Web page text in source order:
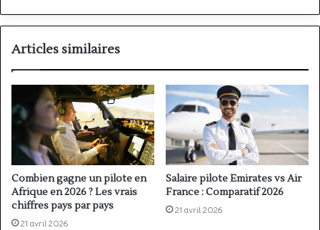
Articles similaires
Combien gagne un pilote en
Afrique en 2026 ? Les vrais
chiffres pays par pays
21 avril 2026
Salaire pilote Emirates vs Air
France : Comparatif 2026
21 avril 2026